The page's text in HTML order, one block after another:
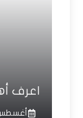
اعرف
أغسطس 17,